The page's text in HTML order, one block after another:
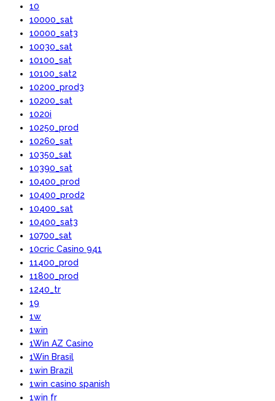
10
10000_sat
10000_sat3
10030_sat
10100_sat
10100_sat2
10200_prod3
10200_sat
1020i
10250_prod
10260_sat
10350_sat
10390_sat
10400_prod
10400_prod2
10400_sat
10400_sat3
10700_sat
10cric Casino 941
11400_prod
11800_prod
1240_tr
19
1w
1win
1Win AZ Casino
1Win Brasil
1win Brazil
1win casino spanish
1win fr